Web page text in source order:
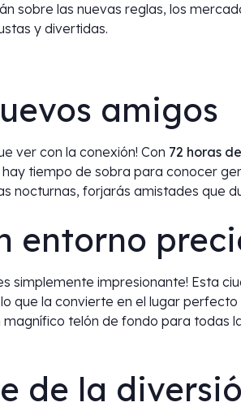
sobre las nuevas reglas, los
y divertidas.
amigos
ver con la conexión! Con 72 horas
tiempo de sobra para conocer
nocturnas, forjarás amistades que
entorno
simplemente impresionante! Esta
que la convierte en el lugar
magnífico telón de fondo para todas
de la